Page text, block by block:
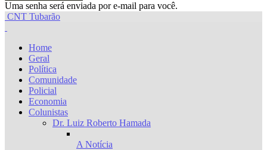
Uma senha será enviada por e-mail para você.
CNT Tubarão
Home
Geral
Política
Comunidade
Policial
Economia
Colunistas
Dr. Luiz Roberto Hamada
A Notícia